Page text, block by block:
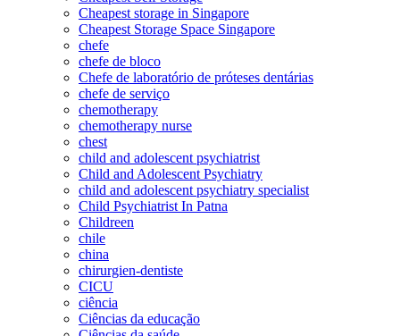
Cheapest storage in Singapore
Cheapest Storage Space Singapore
chefe
chefe de bloco
Chefe de laboratório de próteses dentárias
chefe de serviço
chemotherapy
chemotherapy nurse
chest
child and adolescent psychiatrist
Child and Adolescent Psychiatry
child and adolescent psychiatry specialist
Child Psychiatrist In Patna
Childreen
chile
china
chirurgien-dentiste
CICU
ciência
Ciências da educação